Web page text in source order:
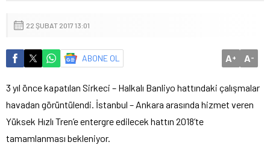
22 ŞUBAT 2017 13:01
ABONE OL A+ A-
3 yıl önce kapatılan Sirkeci – Halkalı Banliyo hattındaki çalışmalar
havadan görüntülendi. İstanbul – Ankara arasında hizmet veren
Yüksek Hızlı Tren’e entergre edilecek hattın 2018’te
tamamlanması bekleniyor.